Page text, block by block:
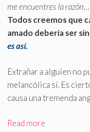
me encuentres la razón…
Todos creemos que
amado debería ser
es así.
Extrañar a alguien no
melancólica sí. Es
causa una tremenda
Read more